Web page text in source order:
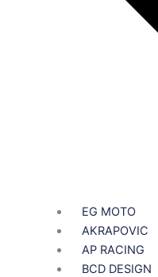
EG MOTO
AKRAPOVIC
AP RACING
BCD DESIGN